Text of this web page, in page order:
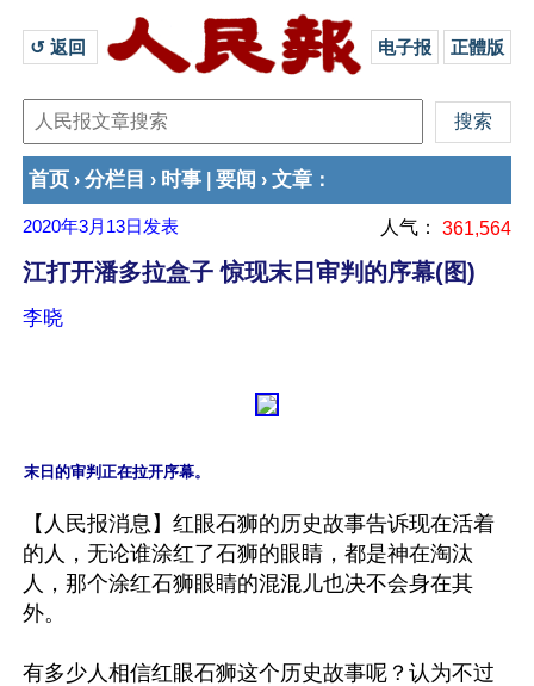
↺ 返回 电子报 正體版
首页 › 分栏目 › 时事 要闻 › 文章 ：
2020年3月13日 发表 人气： 361,564
江打开潘多拉盒子 惊现末日审判的序幕(图)
李晓
末日的审判正在拉开序幕。
【人民报消息】红眼石狮的历史故事告诉现在活着
的人，无论谁涂红了石狮的眼睛，都是神在淘汰
人，那个涂红石狮眼睛的混混儿也决不会身在其
外。
有多少人相信红眼石狮这个历史故事呢？认为不过